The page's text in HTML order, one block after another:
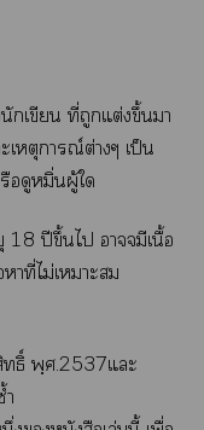
กเขียน ที่ถูกแต่งขึ้นา
เหตุการณ์ต่างๆ เป็น
อดูหมิ่นผู้ใ
18 ปีขึ้นไ าจมีเนื้อ
าที่ไม่เาะ
ธิ์ พฺศ.2537แะ